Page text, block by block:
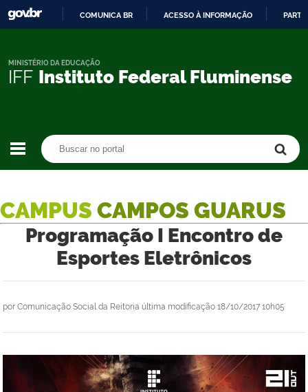
CONTEÚDO
COMUNICA BR ACESSO À INFORMAÇÃO
IFF Instituto Federal Fluminense
MINISTÉRIO DA EDUCAÇÃO
CAMPUS CAMPOS GUARUS
Programação I Encontro de
Esportes Eletrônicos
por Comunicação Social da Reitoria última modificação 18/10/2017 10h05